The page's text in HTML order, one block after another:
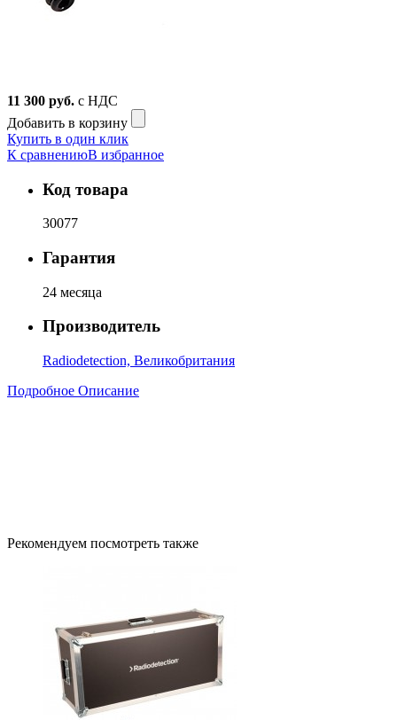
11 300 руб. с НДС
Добавить в корзину
Купить в один клик
К сравнениюВ избранное
Код товара
30077
Гарантия
24 месяца
Производитель
Radiodetection, Великобритания
Подробное Описание
Рекомендуем посмотреть также